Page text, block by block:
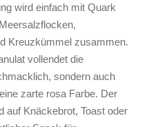
wird einfach mit Quark
Kreuzkümmel zusammen.
vollendet die
sondern auch
zarte rosa Farbe. Der
auf Knäckebrot, Toast oder